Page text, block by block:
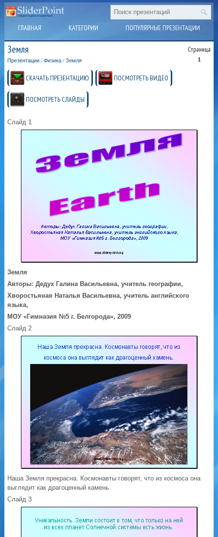
ГЛАВНАЯ КАТЕГОРИИ ПОПУЛЯРНЫЕ ПРЕЗЕНТАЦИИ
Земля Страница
1
Презентации /Физика /Земля
СКАЧАТЬ ПРЕЗЕНТАЦИЮ ПОСМОТРЕТЬ ВИДЕО
ПОСМОТРЕТЬ СЛАЙДЫ
Слайд 1
Земля
Авторы: Дедух Галина Васильевна, учитель географии,
Хворостьяная Наталья Васильевна, учитель английского
языка,
МОУ «Гимназия №5 г. Белгорода», 2009
Слайд 2
Наша Земля прекрасна. Космонавты говорят, что из космоса она
выглядит как драгоценный камень.
Слайд 3